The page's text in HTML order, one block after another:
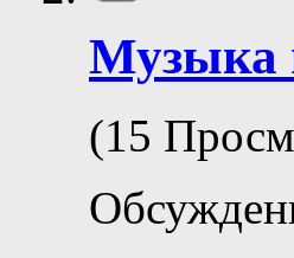
Музыка
(15